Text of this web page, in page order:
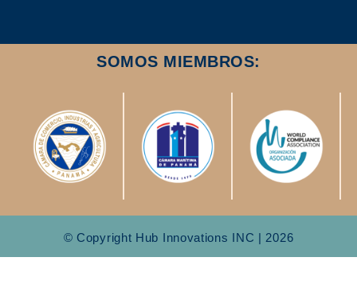
SOMOS MIEMBROS:
© Copyright Hub Innovations INC | 2026